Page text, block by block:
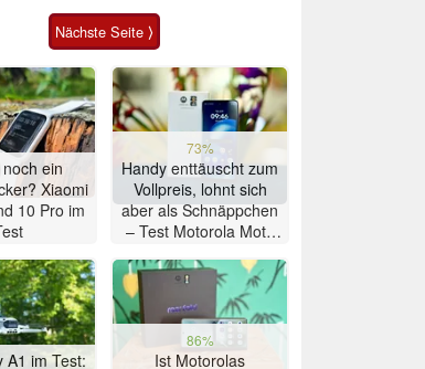
Nächste Seite ⟩
ein
Xiaomi
10 Pro im
73%
Handy enttäuscht zum
Vollpreis, lohnt sich
aber als Schnäppchen
– Test Motorola Moto
A1 im Test:
86%
Ist Motorolas